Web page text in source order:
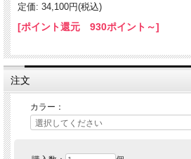
TENEREのビジュアルにマッチするステンレス製
ア。
パウダーコーティングされており、ステンレス製
量（740グラム）。
重量を不必要に増やさないように注意しながらも
定価: 34,100円(税込)
[ポイント還元 930ポイント～]
注文
カラー：